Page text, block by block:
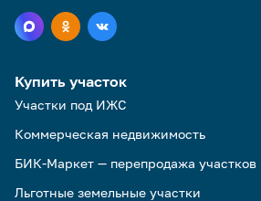
Купить участок
Участки под ИЖС
Коммерческая недвижимость
БИК-Маркет — перепродажа участков
Льготные земельные участки